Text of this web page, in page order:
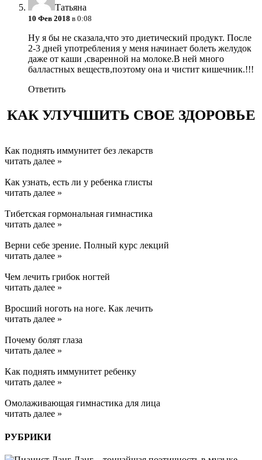
Татьяна
10 Фев 2018 в 0:08
Ну я бы не сказала,что это диетический продукт. После
2-3 дней употребления у меня начинает болеть желудок
даже от каши ,cваренной на молоке.В ней много
балластных веществ,поэтому она и чистит кишечник.!!!
Ответить
КАК УЛУЧШИТЬ СВОЕ ЗДОРОВЬЕ
Как поднять иммунитет без лекарств
читать далее »
Как узнать, есть ли у ребенка глисты
читать далее »
Тибетская гормональная гимнастика
читать далее »
Верни себе зрение. Полный курс лекций
читать далее »
Чем лечить грибок ногтей
читать далее »
Вросший ноготь на ноге. Как лечить
читать далее »
Почему болят глаза
читать далее »
Kак поднять иммунитет ребенку
читать далее »
Омолаживающая гимнастика для лица
читать далее »
РУБРИКИ